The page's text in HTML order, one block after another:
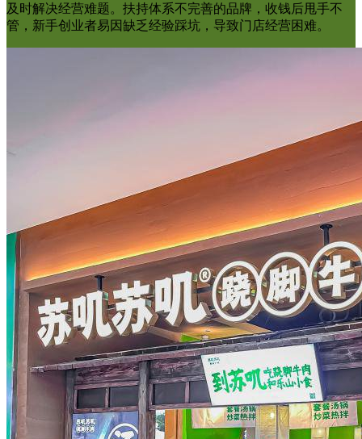
及时解决经营难题。扶持体系不完善的品牌，收钱后甩手不
管，新手创业者易因缺乏经验踩坑，导致门店经营困难。